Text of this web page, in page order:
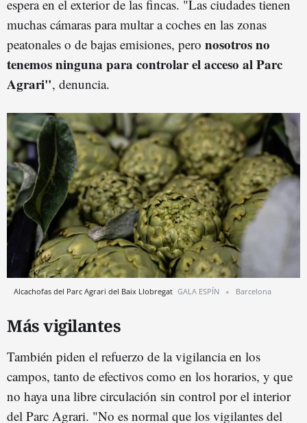
espera en el exterior de las fincas. "Las ciudades tienen
muchas cámaras para multar a coches en las zonas
peatonales o de bajas emisiones, pero nosotros no
tenemos ninguna para controlar el acceso al Parc
Agrari", denuncia.
Alcachofas del Parc Agrari del Baix Llobregat GALA ESPÍN Barcelona
Más vigilantes
También piden el refuerzo de la vigilancia en los
campos, tanto de efectivos como en los horarios, y que
no haya una libre circulación sin control por el interior
del Parc Agrari. "No es normal que los vigilantes del